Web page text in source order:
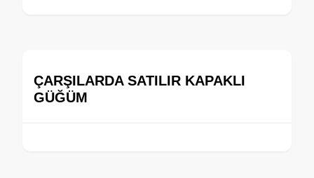
ÇARŞILARDA SATILIR KAPAKLI
GÜĞÜM